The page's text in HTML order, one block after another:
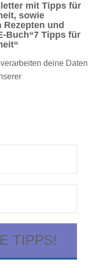
mit Tipps für
sowie
und
Buch“7 Tipps für
deine Daten
TIPPS!